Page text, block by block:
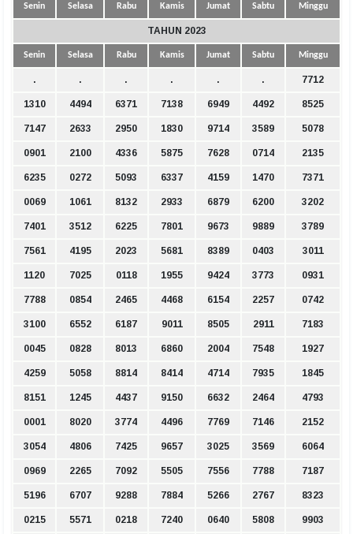
Senin Selasa Rabu Kamis Jumat Sabtu Minggu
TAHUN 2023
Senin Selasa Rabu Kamis Jumat Sabtu Minggu
. . . . . . 7712
1310 4494 6371 7138 6949 4492 8525
7147 2633 2950 1830 9714 3589 5078
0901 2100 4336 5875 7628 0714 2135
6235 0272 5093 6337 4159 1470 7371
0069 1061 8132 2933 6879 6200 3202
7401 3512 6225 7801 9673 9889 3789
7561 4195 2023 5681 8389 0403 3011
1120 7025 0118 1955 9424 3773 0931
7788 0854 2465 4468 6154 2257 0742
3100 6552 6187 9011 8505 2911 7183
0045 0828 8013 6860 2004 7548 1927
4259 5058 8814 8414 4714 7935 1845
8151 1245 4437 9150 6632 2464 4793
0001 8020 3774 4496 7769 7146 2152
3054 4806 7425 9657 3025 3569 6064
0969 2265 7092 5505 7556 7788 7187
5196 6707 9288 7884 5266 2767 8323
0215 5571 0218 7240 0640 5808 9903